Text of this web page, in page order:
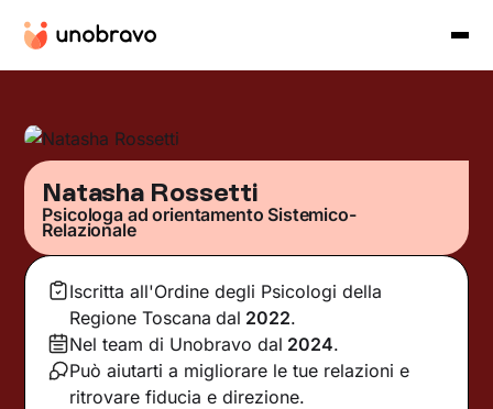
Natasha Rossetti
Psicologa ad orientamento Sistemico-
Relazionale
Iscritta all'Ordine degli Psicologi della
Regione Toscana dal 2022.
Nel team di Unobravo dal 2024.
Può aiutarti a migliorare le tue relazioni e
ritrovare fiducia e direzione.